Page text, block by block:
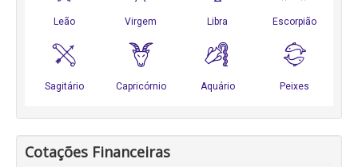
Cotações Financeiras